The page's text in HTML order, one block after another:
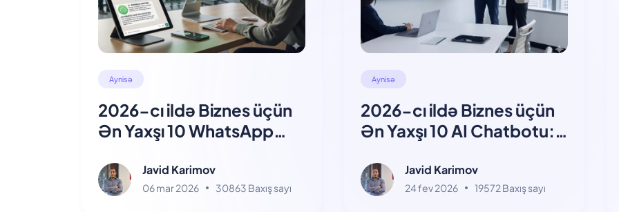
Aynisə
2026-cı ildə Biznes üçün
Ən Yaxşı 10 WhatsApp
MüqayisəJavid Karimov
06 mar 2026 30863 Baxış sayı
Aynisə
2026-cı ildə Biznes üçün
Ən Yaxşı 10 AI Chatbotu:
Javid Karimov
24 fev 2026 19572 Baxış sayı